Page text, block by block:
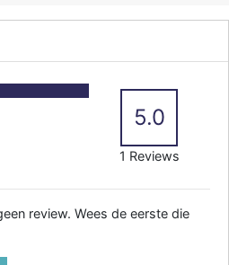
5.0
1 Reviews
review. Wees de eerste die